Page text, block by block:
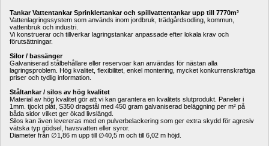
Tankar Vattentankar Sprinklertankar och spillvattentankar upp till 7770m³
Vattenlagringssystem som används inom jordbruk, trädgårdsodling, kommun,
vattenbruk och industri.
Vi konstruerar och tillverkar lagringstankar anpassade efter lokala krav och
förutsättningar.
Silor / bassänger
Galvaniserad stålbehållare eller reservoar kan användas för nästan alla
lagringsproblem. Hög kvalitet, flexibilitet, enkel montering, mycket konkurrenskraftiga
priser och tydlig information.
Ståltankar / silos av hög kvalitet
Material av hög kvalitet gör att vi kan garantera en kvalitets slutprodukt. Paneler i
1mm. tjockt plåt, S350 dragstål med 450 gram galvaniserad beläggning per m² på
båda sidor vilket ger ökad livslängd.
Silos kan även levereras med en pulverbelackering som ger extra skydd för agresiv
vätska typ gödsel, havsvatten eller syror.
Diameter från ∅1,86 m upp till ∅40,5 m och till 6,02 m höjd.